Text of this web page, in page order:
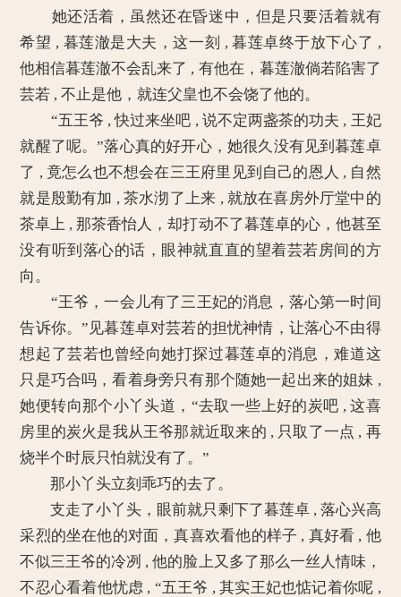
她还活着，虽然还在昏迷中，但是只要活着就有
希望 , 暮莲澈是大夫，这一刻 , 暮莲卓终于放下心了 ,
他相信暮莲澈不会乱来了 , 有他在，暮莲澈倘若陷害了
芸若 , 不止是他，就连父皇也不会饶了他的。
“五王爷 , 快过来坐吧 , 说不定两盏茶的功夫 , 王妃
就醒了呢。”落心真的好开心，她很久没有见到暮莲卓
了 , 竟怎么也不想会在三王府里见到自己的恩人 , 自然
就是殷勤有加 , 茶水沏了上来 , 就放在喜房外厅堂中的
茶卓上 , 那茶香怡人，却打动不了暮莲卓的心，他甚至
没有听到落心的话，眼神就直直的望着芸若房间的方
向。
“王爷，一会儿有了三王妃的消息，落心第一时间
告诉你。”见暮莲卓对芸若的担忧神情，让落心不由得
想起了芸若也曾经向她打探过暮莲卓的消息，难道这
只是巧合吗，看着身旁只有那个随她一起出来的姐妹 ,
她便转向那个小丫头道，“去取一些上好的炭吧 , 这喜
房里的炭火是我从王爷那就近取来的 , 只取了一点 , 再
烧半个时辰只怕就没有了。”
那小丫头立刻乖巧的去了。
支走了小丫头，眼前就只剩下了暮莲卓 , 落心兴高
采烈的坐在他的对面，真喜欢看他的样子 , 真好看 , 他
不似三王爷的冷冽 , 他的脸上又多了那么一丝人情味，
不忍心看着他忧虑 , “五王爷 , 其实王妃也惦记着你呢 ,